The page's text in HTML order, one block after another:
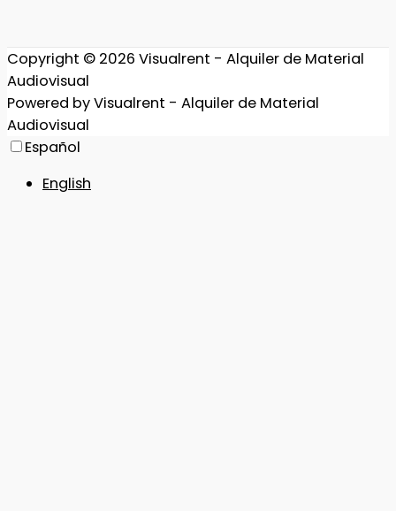
Copyright © 2026 Visualrent - Alquiler de Material
Audiovisual
Powered byVisualrent - Alquiler de Material
Audiovisual
Español
English